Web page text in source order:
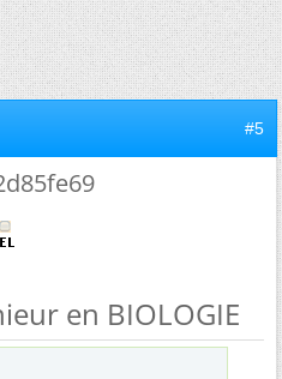
#5
en BIOLOGIE